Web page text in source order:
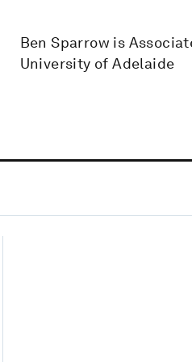
Ben Sparrow is
University of Adelaide